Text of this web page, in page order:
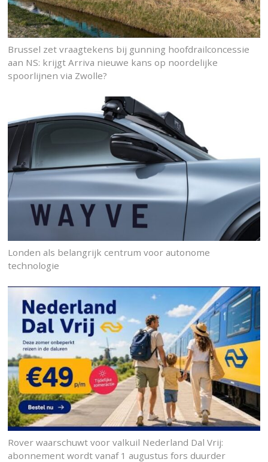
Brussel zet vraagtekens bij gunning hoofdrailconcessie
aan NS: krijgt Arriva nieuwe kans op noordelijke
spoorlijnen via Zwolle?
Londen als belangrijk centrum voor autonome
technologie
Rover waarschuwt voor valkuil Nederland Dal Vrij:
abonnement wordt vanaf 1 augustus fors duurder